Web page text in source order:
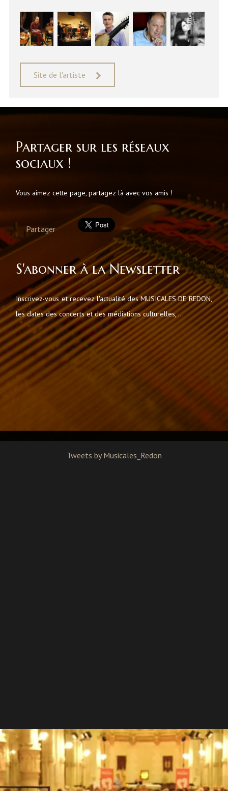
Site de l'artiste
Partager sur les réseaux
sociaux !
Vous aimez cette page, partagez là avec vos amis !
Partager
S'abonner à la Newsletter
Inscrivez-vous et recevez l'actualité des MUSICALES DE REDON,
les dates des concerts et des médiations culturelles, ...
Tweets by Musicales_Redon